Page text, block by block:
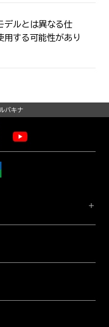
デルとは異なる仕
用する可能性があり
バキナ